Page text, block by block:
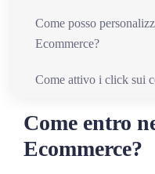
Come posso
Ecommerce?
Come attivo i click sui
Come entro
Ecommerce?